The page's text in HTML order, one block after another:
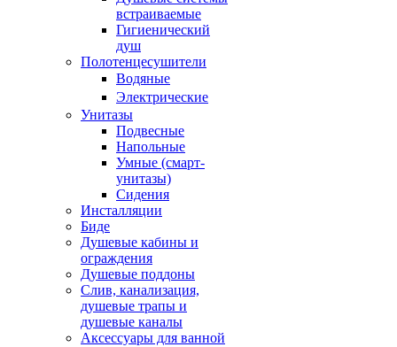
встраиваемые
Гигиенический
душ
Полотенцесушители
ㅤВодяные
ㅤЭлектрические
Унитазы
Подвесные
Напольные
Умные (смарт-
унитазы)
Сидения
Инсталляции
Биде
Душевые кабины и
ограждения
Душевые поддоны
Слив, канализация,
душевые трапы и
душевые каналы
Аксессуары для ванной